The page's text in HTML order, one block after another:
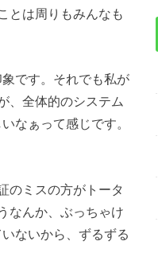
とは周りもみんなも
です。それでも私が
、全体的のシステム
なぁって感じです。
のミスの方がトータ
なんか、ぶっちゃけ
ないから、ずるずる